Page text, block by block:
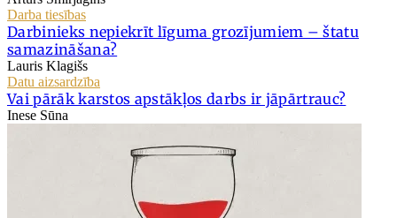
Darba tiesības
Darbinieks nepiekrīt līguma grozījumiem – štatu
samazināšana?
Lauris Klagišs
Datu aizsardzība
Vai pārāk karstos apstākļos darbs ir jāpārtrauc?
Inese Sūna